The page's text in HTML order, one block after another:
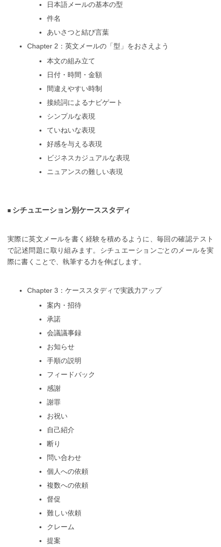
日本語メールの基本の型
件名
あいさつと結び言葉
Chapter 2：英文メールの「型」をおさえよう
本文の組み立て
日付・時間・金額
間違えやすい時制
接続詞によるナビゲート
シンプルな表現
ていねいな表現
好感を与える表現
ビジネスカジュアルな表現
ニュアンスの難しい表現
シチュエーション別ケーススタディ
実際に英文メールを書く経験を積めるように、毎回の確認テスト
で記述問題に取り組みます。シチュエーションごとのメールを実
際に書くことで、執筆する力を伸ばします。
Chapter 3：ケーススタディで実践力アップ
案内・招待
承諾
会議議事録
お知らせ
手順の説明
フィードバック
感謝
謝罪
お祝い
自己紹介
断り
問い合わせ
個人への依頼
複数への依頼
督促
難しい依頼
クレーム
提案